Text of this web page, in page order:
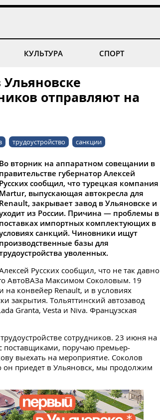
КУЛЬТУРА СПОРТ
отправляют на
трудоустройство санкции
Во вторник на аппаратном совещании в
правительстве губернатор Алексей
Русских сообщил, что турецкая компания
Martur, выпускающая автокресла для
Renault, закрывает завод в Ульяновске и
из России. Причина — проблемы в
поставках импортных комплектующих в
санкций. Чиновники ищут
производственные базы для
уволенных.
Русских сообщил, что не так давно
АвтоВАЗа Максимом Соколовым. 19
на конвейер Renault, и в условиях
закрытия. Тольяттинский автозавод
Granta, Vesta и Niva. Французская
сотрудников. 23 июня на
поставщиками, поручаю премьер-
выехать на мероприятие. Соколов
он приедет в Ульяновск, мы продолжим